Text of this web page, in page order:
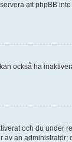
att phpBB
också ha
och du under
av an